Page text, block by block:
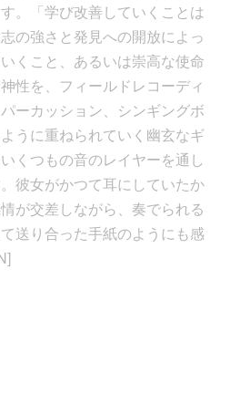
。「学び改善していくことは
の強さと発見への開放によっ
くこと、あるいは崇高な使命
性を、フィールドレコーディ
ーカッション、シンギングボ
うに重ねられていく幽玄なギ
くつもの音のレイヤーを通し
彼女がかつて耳にしていたか
が交差しながら、奏でられる
送り合った手紙のようにも感